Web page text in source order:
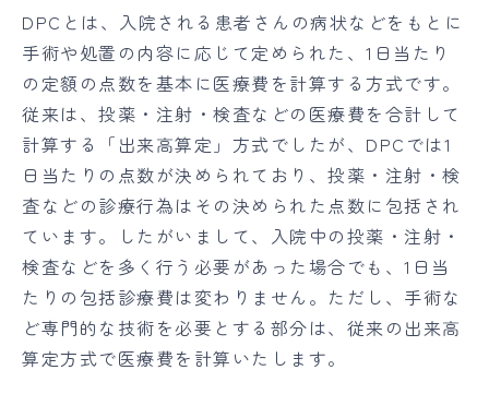
DPCとは、入院される患者さんの病状などをもとに
手術や処置の内容に応じて定められた、1日当たり
の定額の点数を基本に医療費を計算する方式です。
従来は、投薬・注射・検査などの医療費を合計して
計算する「出来高算定」方式でしたが、DPCでは1
日当たりの点数が決められており、投薬・注射・検
査などの診療行為はその決められた点数に包括され
ています。したがいまして、入院中の投薬・注射・
検査などを多く行う必要があった場合でも、1日当
たりの包括診療費は変わりません。ただし、手術な
ど専門的な技術を必要とする部分は、従来の出来高
算定方式で医療費を計算いたします。